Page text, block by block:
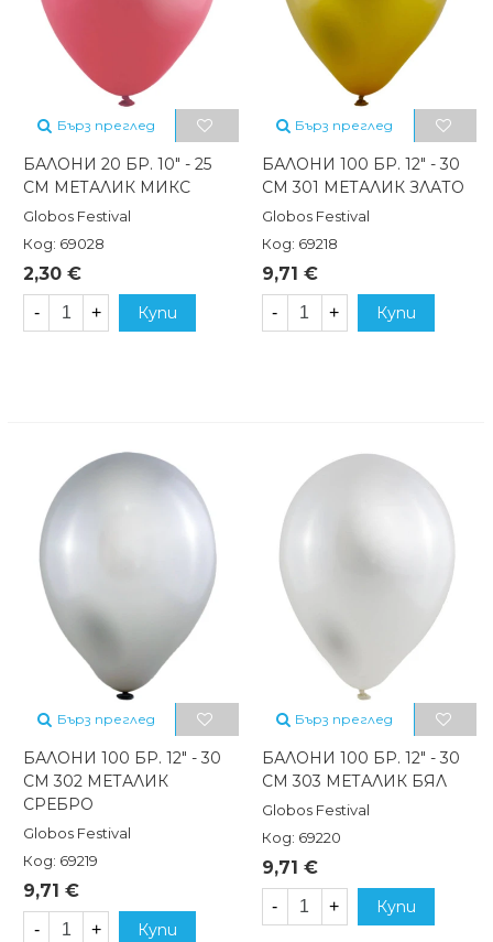
Бърз преглед
БАЛОНИ 20 БР. 10" - 25
СМ МЕТАЛИК МИКС
Globos Festival
Код: 69028
2,30 €
- + Купи
Бърз преглед
БАЛОНИ 100 БР. 12" - 30
СМ 301 МЕТАЛИК ЗЛАТО
Globos Festival
Код: 69218
9,71 €
- + Купи
Бърз преглед
БАЛОНИ 100 БР. 12" - 30
СМ 302 МЕТАЛИК
СРЕБРО
Globos Festival
Код: 69219
9,71 €
- + Купи
Бърз преглед
БАЛОНИ 100 БР. 12" - 30
СМ 303 МЕТАЛИК БЯЛ
Globos Festival
Код: 69220
9,71 €
- + Купи